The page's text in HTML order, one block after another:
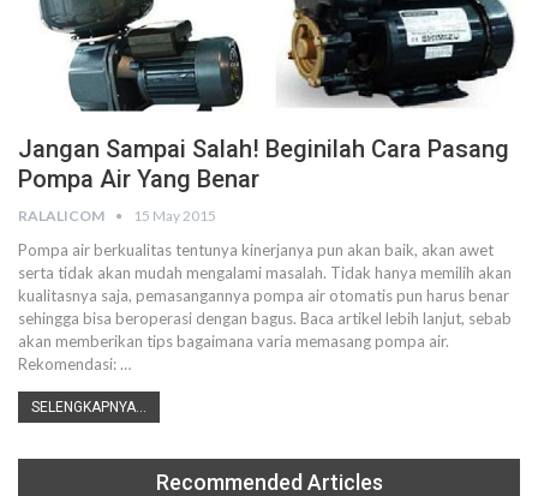
Jangan Sampai Salah! Beginilah Cara Pasang
Pompa Air Yang Benar
RALALICOM 15 May 2015
Pompa air berkualitas tentunya kinerjanya pun akan baik, akan awet
serta tidak akan mudah mengalami masalah. Tidak hanya memilih akan
kualitasnya saja, pemasangannya pompa air otomatis pun harus benar
sehingga bisa beroperasi dengan bagus. Baca artikel lebih lanjut, sebab
akan memberikan tips bagaimana varia memasang pompa air.
Rekomendasi: …
SELENGKAPNYA...
Recommended Articles